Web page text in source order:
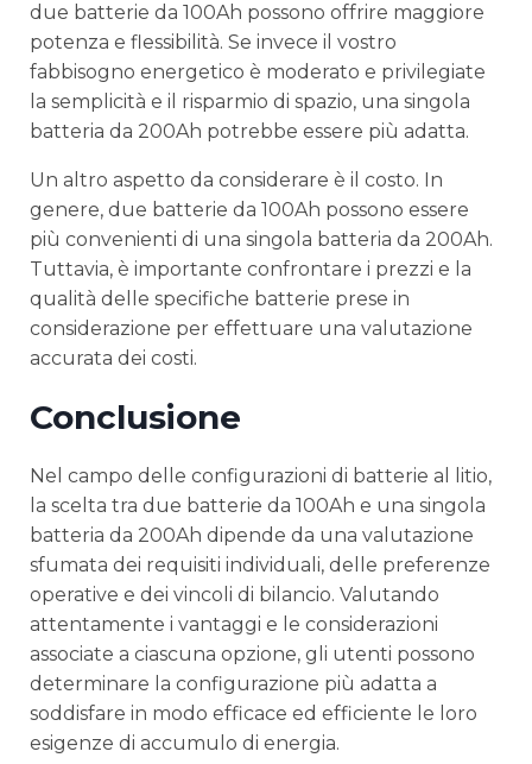
due batterie da 100Ah possono offrire maggiore
potenza e flessibilità. Se invece il vostro
fabbisogno energetico è moderato e privilegiate
la semplicità e il risparmio di spazio, una singola
batteria da 200Ah potrebbe essere più adatta.
Un altro aspetto da considerare è il costo. In
genere, due batterie da 100Ah possono essere
più convenienti di una singola batteria da 200Ah.
Tuttavia, è importante confrontare i prezzi e la
qualità delle specifiche batterie prese in
considerazione per effettuare una valutazione
accurata dei costi.
Conclusione
Nel campo delle configurazioni di batterie al litio,
la scelta tra due batterie da 100Ah e una singola
batteria da 200Ah dipende da una valutazione
sfumata dei requisiti individuali, delle preferenze
operative e dei vincoli di bilancio. Valutando
attentamente i vantaggi e le considerazioni
associate a ciascuna opzione, gli utenti possono
determinare la configurazione più adatta a
soddisfare in modo efficace ed efficiente le loro
esigenze di accumulo di energia.